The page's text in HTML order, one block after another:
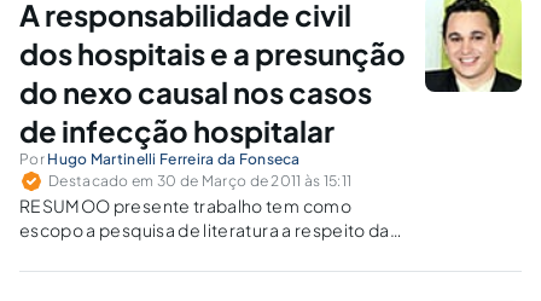
A responsabilidade civil
dos hospitais e a presunção
do nexo causal nos casos
de infecção hospitalar
Por Hugo Martinelli Ferreira da Fonseca
Destacado em 30 de Março de 2011 às 15:11
RESUMOO presente trabalho tem como
escopo a pesquisa de literatura a respeito da
civil objetiva aplicada aos hospitais nos casos